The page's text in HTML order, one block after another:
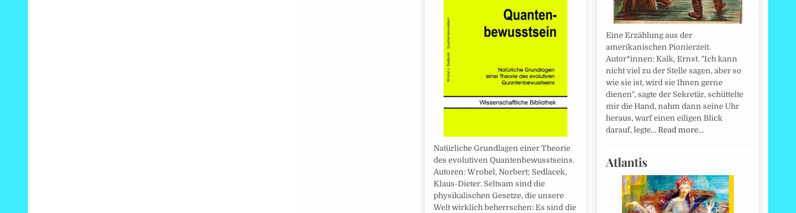
Natürliche Grundlagen einer Theorie
des evolutiven Quantenbewusstseins.
Autoren: Wrobel, Norbert; Sedlacek,
Klaus-Dieter. Seltsam sind die
physikalischen Gesetze, die unsere
Welt wirklich beherrschen: Es sind die
Eine Erzählung aus der
amerikanischen Pionierzeit.
Autor*innen: Kalk, Ernst. "Ich kann
nicht viel zu der Stelle sagen, aber so
wie sie ist, wird sie Ihnen gerne
dienen", sagte der Sekretär, schüttelte
mir die Hand, nahm dann seine Uhr
heraus, warf einen eiligen Blick
darauf, legte… Read more…
Atlantis